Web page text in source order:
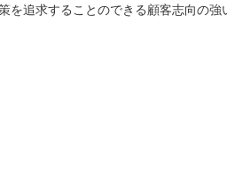
を追求することのできる顧客志向の強